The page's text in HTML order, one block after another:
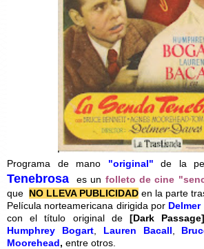
Programa de mano "original" de la
Tenebrosa es un folleto de cine
que NO LLEVA PUBLICIDAD en la parte
Película norteamericana dirigida por Delmer
con el título original de[Dark
Humphrey Bogart, Lauren Bacall
Moorehead, entre otros.